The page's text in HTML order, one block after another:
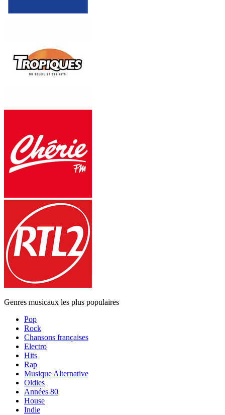
Genres musicaux les plus populaires
Pop
Rock
Chansons françaises
Electro
Hits
Rap
Musique Alternative
Oldies
Années 80
House
Indie